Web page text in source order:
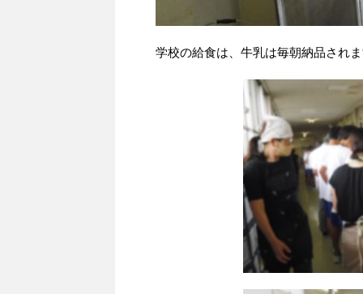
学校の給食は、牛乳は毎朝納品され